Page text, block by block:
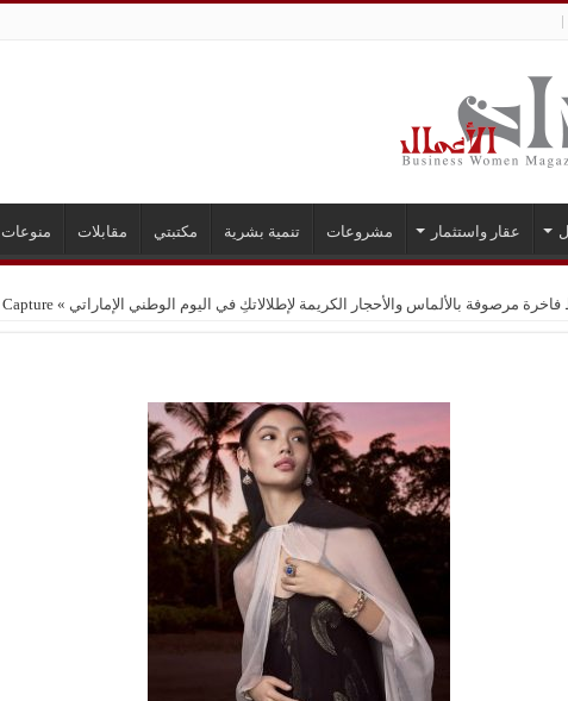
عقار واستثمار مشروعات تنمية بشرية مكتبتي مقابلات منوعات
فاخرة مرصوفة بالألماس والأحجار الكريمة لإطلالاتكِ في اليوم الوطني الإماراتي »
Capture